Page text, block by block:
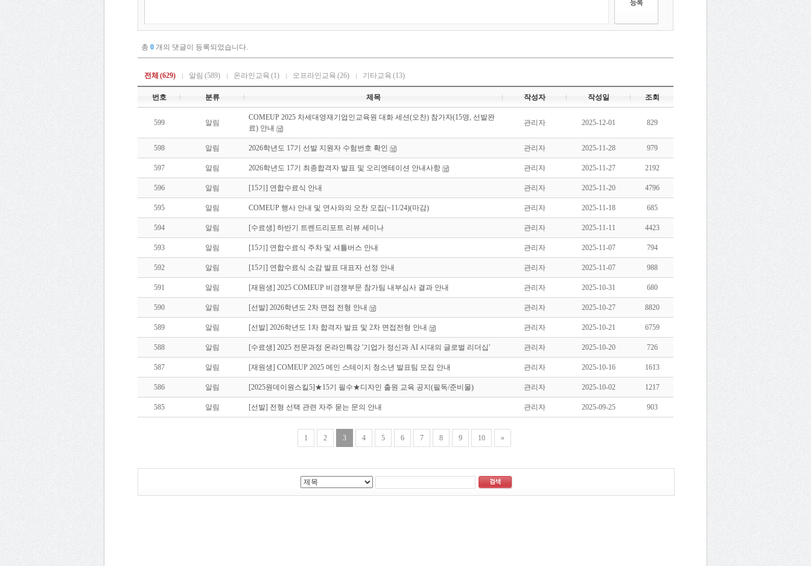
총 0 개의 댓글이 등록되었습니다.
전체 (629) 알림 (589) 온라인교육 (1) 오프라인교육 (26) 기타교육 (13)
번호 분류 제목 작성자 작성일 조회
599 알림
COMEUP 2025 차세대영재기업인교육원 대화 세션(오찬) 참가자(15명, 선발완
료) 안내
관리자 2025-12-01 829
598 알림 2026학년도 17기 선발 지원자 수험번호 확인 관리자 2025-11-28 979
597 알림 2026학년도 17기 최종합격자 발표 및 오리엔테이션 안내사항 관리자 2025-11-27 2192
596 알림 [15기] 연합수료식 안내 관리자 2025-11-20 4796
595 알림 COMEUP 행사 안내 및 연사와의 오찬 모집(~11/24)(마감) 관리자 2025-11-18 685
594 알림 [수료생] 하반기 트렌드리포트 리뷰 세미나 관리자 2025-11-11 4423
593 알림 [15기] 연합수료식 주차 및 셔틀버스 안내 관리자 2025-11-07 794
592 알림 [15기] 연합수료식 소감 발표 대표자 선정 안내 관리자 2025-11-07 988
591 알림 [재원생] 2025 COMEUP 비경쟁부문 참가팀 내부심사 결과 안내 관리자 2025-10-31 680
590 알림 [선발] 2026학년도 2차 면접 전형 안내 관리자 2025-10-27 8820
589 알림 [선발] 2026학년도 1차 합격자 발표 및 2차 면접전형 안내 관리자 2025-10-21 6759
588 알림 [수료생] 2025 전문과정 온라인특강 '기업가 정신과 AI 시대의 글로벌 리더십' 관리자 2025-10-20 726
587 알림 [재원생] COMEUP 2025 메인 스테이지 청소년 발표팀 모집 안내 관리자 2025-10-16 1613
586 알림 [2025원데이원스킬5]★15기 필수★디자인 출원 교육 공지(필독/준비물) 관리자 2025-10-02 1217
585 알림 [선발] 전형 선택 관련 자주 묻는 문의 안내 관리자 2025-09-25 903
1 2 3 4 5 6 7 8 9 10 »